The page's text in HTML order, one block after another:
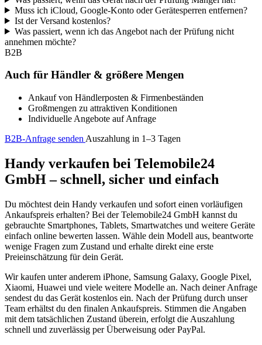
Muss ich iCloud, Google-Konto oder Gerätesperren entfernen?
Ist der Versand kostenlos?
Was passiert, wenn ich das Angebot nach der Prüfung nicht
annehmen möchte?
B2B
Auch für Händler & größere Mengen
Ankauf von Händlerposten & Firmenbeständen
Großmengen zu attraktiven Konditionen
Individuelle Angebote auf Anfrage
B2B-Anfrage senden Auszahlung in 1–3 Tagen
Handy verkaufen bei Telemobile24
GmbH – schnell, sicher und einfach
Du möchtest dein Handy verkaufen und sofort einen vorläufigen
Ankaufspreis erhalten? Bei der Telemobile24 GmbH kannst du
gebrauchte Smartphones, Tablets, Smartwatches und weitere Geräte
einfach online bewerten lassen. Wähle dein Modell aus, beantworte
wenige Fragen zum Zustand und erhalte direkt eine erste
Preieinschätzung für dein Gerät.
Wir kaufen unter anderem iPhone, Samsung Galaxy, Google Pixel,
Xiaomi, Huawei und viele weitere Modelle an. Nach deiner Anfrage
sendest du das Gerät kostenlos ein. Nach der Prüfung durch unser
Team erhältst du den finalen Ankaufspreis. Stimmen die Angaben
mit dem tatsächlichen Zustand überein, erfolgt die Auszahlung
schnell und zuverlässig per Überweisung oder PayPal.